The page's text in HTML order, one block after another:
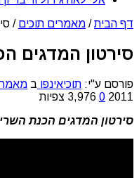
דף הבית / מאמרים תוכים /
סירטון המדגים
פורסם ע"י: תוכיאינפו ב
2011
0 3,976 צפיות
סירטון המדגים הכנת